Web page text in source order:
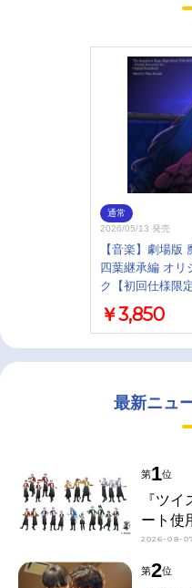
通常
2026/05/13 発売
【音楽】劇場版
四葉継承編 オリ
ク【初回仕様限定
￥3,850
最新ニュ
第1位
『ツ
ート使
2026-08-
第2位